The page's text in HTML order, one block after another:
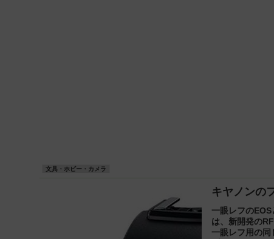
文具・ホビー・カメラ
キヤノンの
一眼レフの
は、新開発の
一眼レフ用の同